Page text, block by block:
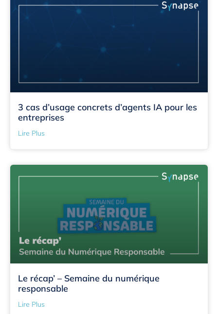
3 cas d’usage concrets d’agents IA pour les
entreprises
Lire Plus
Le récap’ – Semaine du numérique
responsable
Lire Plus